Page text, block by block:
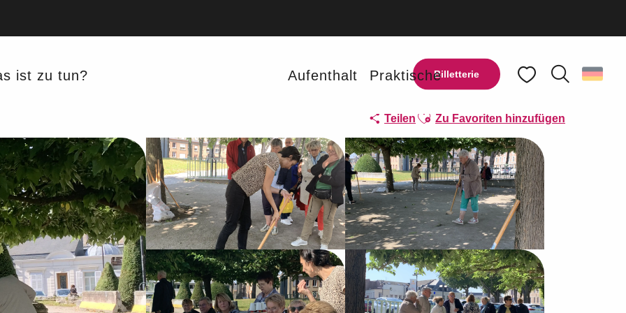
Billetterie
ist zu tun? Aufenthalt Praktische
Teilen Ajouter aux favoris
Zu Favoriten hinzufügen